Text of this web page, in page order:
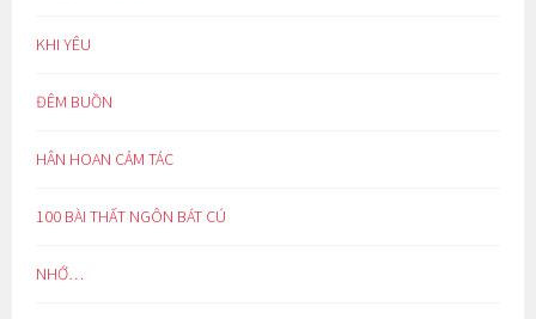
KHI YÊU
ĐÊM BUỒN
HÂN HOAN CẢM TÁC
100 BÀI THẤT NGÔN BÁT CÚ
NHỚ…